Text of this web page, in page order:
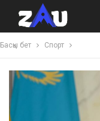
Басқы бет Спорт